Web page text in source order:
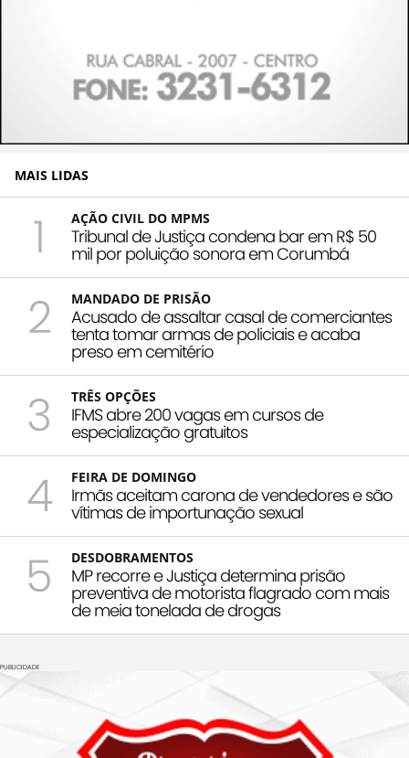
MAIS LIDAS
1 AÇÃO CIVIL DO MPMS
Tribunal de Justiça condena bar em R$ 50
mil por poluição sonora em Corumbá
2 MANDADO DE PRISÃO
Acusado de assaltar casal de comerciantes
tenta tomar armas de policiais e acaba
preso em cemitério
3 TRÊS OPÇÕES
IFMS abre 200 vagas em cursos de
especialização gratuitos
4 FEIRA DE DOMINGO
Irmãs aceitam carona de vendedores e são
vítimas de importunação sexual
5 DESDOBRAMENTOS
MP recorre e Justiça determina prisão
preventiva de motorista flagrado com mais
de meia tonelada de drogas
PUBLICIDADE